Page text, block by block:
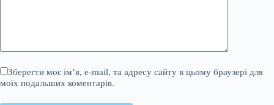
Зберегти моє ім’я, e-mail, та адресу сайту в цьому браузері для
моїх подальших коментарів.